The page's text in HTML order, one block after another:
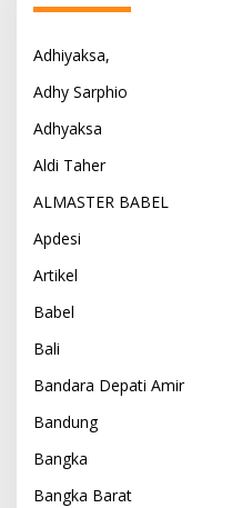
Adhiyaksa,
Adhy Sarphio
Adhyaksa
Aldi Taher
ALMASTER BABEL
Apdesi
Artikel
Babel
Bali
Bandara Depati Amir
Bandung
Bangka
Bangka Barat